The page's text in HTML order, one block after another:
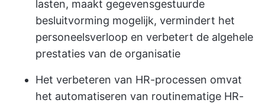
lasten, maakt gegevensgestuurde
besluitvorming mogelijk, vermindert het
personeelsverloop en verbetert de algehele
prestaties van de organisatie
Het verbeteren van HR-processen omvat
het automatiseren van routinematige HR-